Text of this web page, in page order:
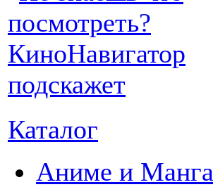
Каталог
Аниме и Манга